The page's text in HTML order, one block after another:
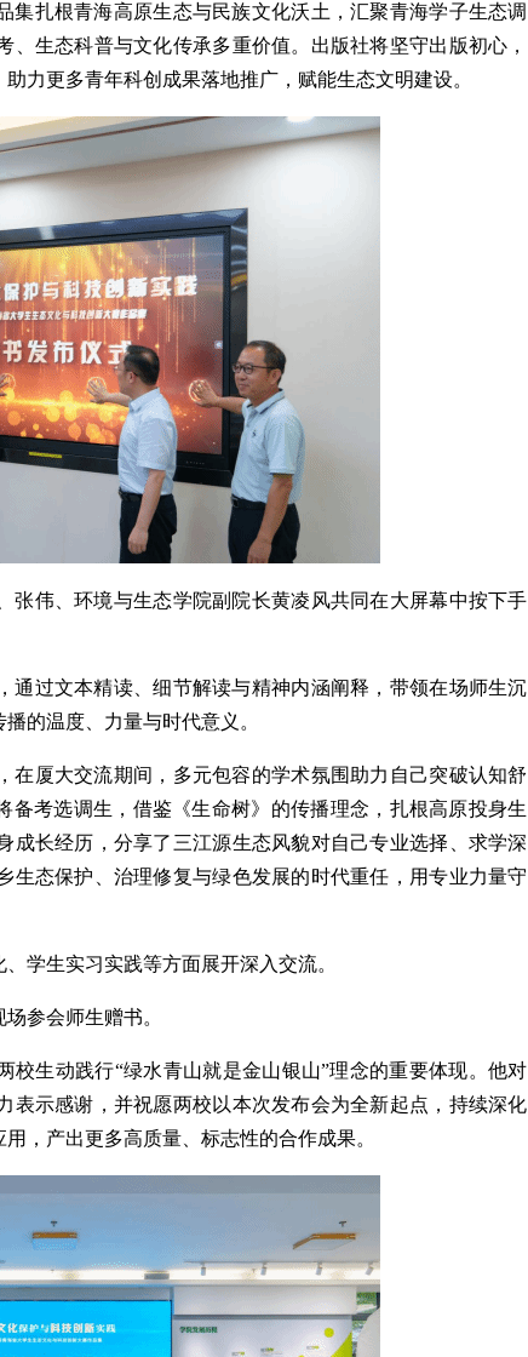
集扎根青海高原生态与民族文化沃土，汇聚青海学子生态调
生态科普与文化传承多重价值。出版社将坚守出版初心，
力更多青年科创成果落地推广，赋能生态文明建设。
张伟、环境与生态学院副院长黄凌风共同在大屏幕中按下手
通过文本精读、细节解读与精神内涵阐释，带领在场师生沉
的温度、力量与时代意义。
在厦大交流期间，多元包容的学术氛围助力自己突破认知舒
备考选调生，借鉴《生命树》的传播理念，扎根高原投身生
成长经历，分享了三江源生态风貌对自己专业选择、求学深
生态保护、治理修复与绿色发展的时代重任，用专业力量守
学生实习实践等方面展开深入交流。
参会师生赠书。
校生动践行“绿水青山就是金山银山”理念的重要体现。他对
表示感谢，并祝愿两校以本次发布会为全新起点，持续深化
，产出更多高质量、标志性的合作成果。